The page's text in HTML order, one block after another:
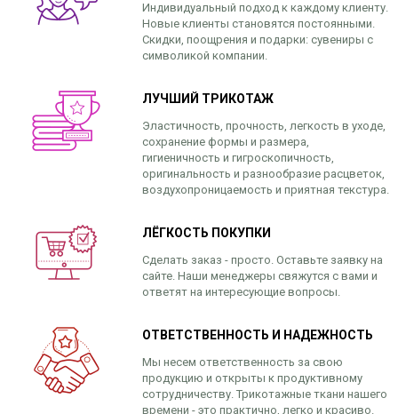
Индивидуальный подход к каждому клиенту.
Новые клиенты становятся постоянными.
Скидки, поощрения и подарки: сувениры с
символикой компании.
ЛУЧШИЙ ТРИКОТАЖ
Эластичность, прочность, легкость в уходе,
сохранение формы и размера,
гигиеничность и гигроскопичность,
оригинальность и разнообразие расцветок,
воздухопроницаемость и приятная текстура.
ЛЁГКОСТЬ ПОКУПКИ
Сделать заказ - просто. Оставьте заявку на
сайте. Наши менеджеры свяжутся с вами и
ответят на интересующие вопросы.
ОТВЕТСТВЕННОСТЬ И НАДЕЖНОСТЬ
Мы несем ответственность за свою
продукцию и открыты к продуктивному
сотрудничеству. Трикотажные ткани нашего
времени - это практично, легко и красиво.